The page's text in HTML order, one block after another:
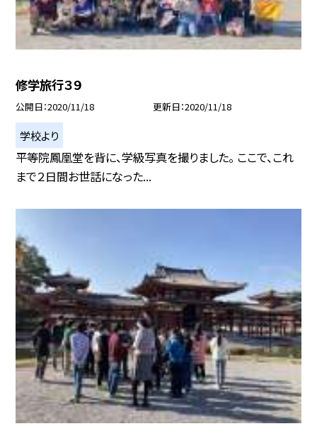
修学旅行３９
公開日 2020/11/18 更新日 2020/11/18
学校より
平等院鳳凰堂を背に、学級写真を撮りました。 ここで、これ
まで２日間お世話になった...